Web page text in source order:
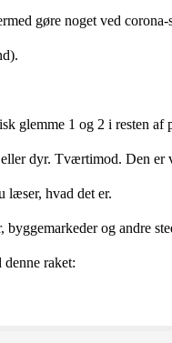
gøre noget ved
glemme 1 og 2 i resten
dyr. Tværtimod. Den er
læser, hvad det er.
og andre
raket: